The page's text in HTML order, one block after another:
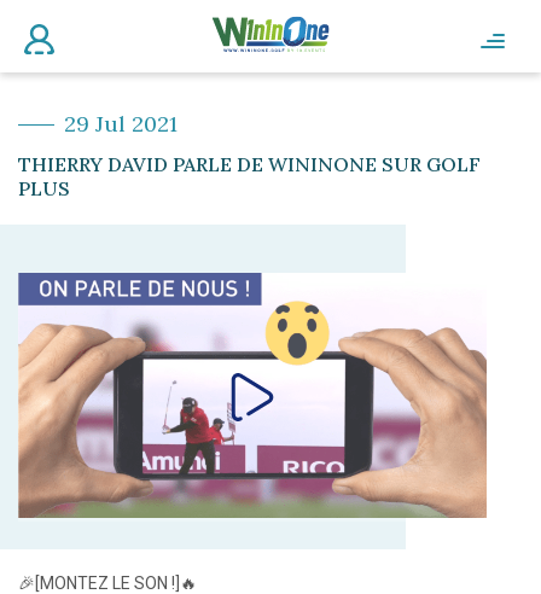
29 Jul 2021
THIERRY DAVID PARLE DE WININONE SUR GOLF
PLUS
🎉[MONTEZ LE SON !]🔥